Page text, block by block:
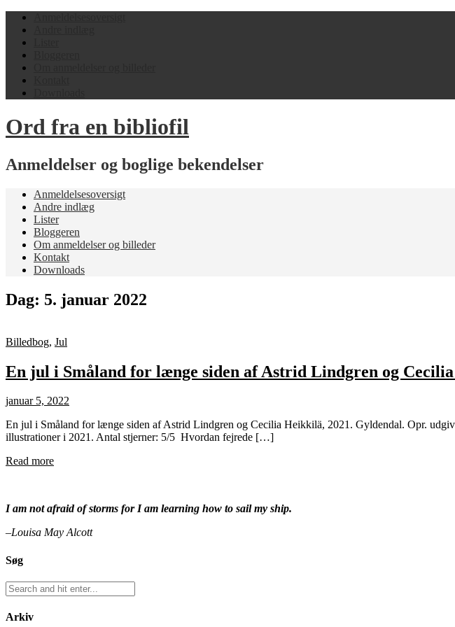
Ord fra en bibliofil
Anmeldelser og boglige bekendelser
Anmeldelsesoversigt
Andre indlæg
Lister
Bloggeren
Om anmeldelser og billeder
Kontakt
Downloads
Dag: 5. januar 2022
Billedbog, Jul
En jul i Småland for længe siden af Astrid Lindgren og
januar 5, 2022
En jul i Småland for længe siden af Astrid Lindgren og Cecilia Heikkilä, 2021. Gyldendal. Opr.
illustrationer i 2021. Antal stjerner: 5/5 Hvordan fejrede […]
Read more
I am not afraid of storms for I am learning how to sail my ship.
–Louisa May Alcott
Søg
Arkiv